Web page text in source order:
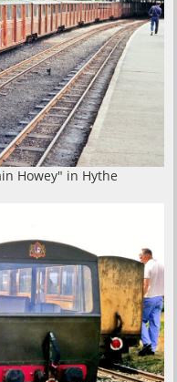
Howey" in Hythe